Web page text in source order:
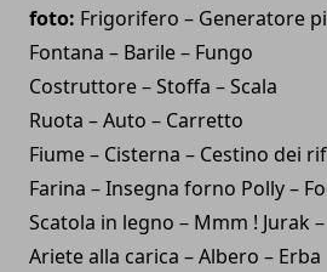
foto: Frigorifero – Generatore
Fontana – Barile – Fungo
Costruttore – Stoffa – Scala
Ruota – Auto – Carretto
Fiume – Cisterna – Cestino dei
Farina – Insegna forno Polly –
Scatola in legno – Mmm ! Jurak
Ariete alla carica – Albero – Erba